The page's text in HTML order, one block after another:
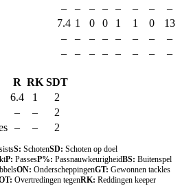
– – – – – – –
–
7.4 1 0 0 1 1 0
13
– – – – – – –
–
– – – – – – –
–
R RK SDT
6.4 1
2
– –
2
– – 2
S: SchotenSD: Schoten op doel
P: PassesP%: PassnauwkeurigheidBS: Buitenspel
ON: OnderscheppingenGT: Gewonnen tackles
Overtredingen tegenRK: Reddingen keeper